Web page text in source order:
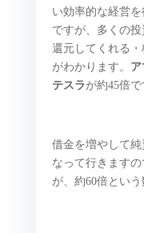
い効率的な経営を
ですが、多くの投
還元してくれる
がわかります。
テスラ が約45倍で
借金を増やして純
なって行きます
が、約60倍という